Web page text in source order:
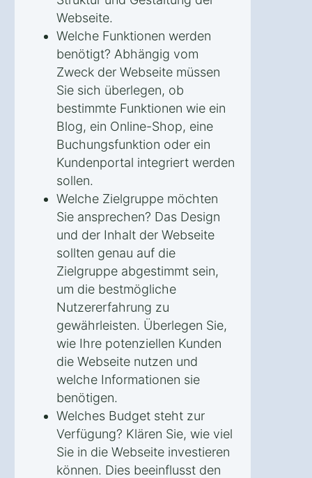
Webseite.
Welche Funktionen werden
benötigt? Abhängig vom
Zweck der Webseite müssen
Sie sich überlegen, ob
bestimmte Funktionen wie ein
Blog, ein Online-Shop, eine
Buchungsfunktion oder ein
Kundenportal integriert werden
sollen.
Welche Zielgruppe möchten
Sie ansprechen? Das Design
und der Inhalt der Webseite
sollten genau auf die
Zielgruppe abgestimmt sein,
um die bestmögliche
Nutzererfahrung zu
gewährleisten. Überlegen Sie,
wie Ihre potenziellen Kunden
die Webseite nutzen und
welche Informationen sie
benötigen.
Welches Budget steht zur
Verfügung? Klären Sie, wie viel
Sie in die Webseite investieren
können. Dies beeinflusst den